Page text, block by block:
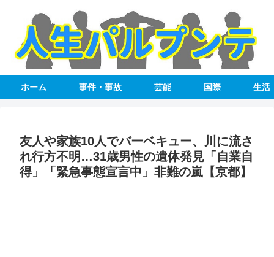
ホーム 事件・事故 芸能 国際 生活
友人や家族10人でバーベキュー、川に流さ
れ行方不明…31歳男性の遺体発見「自業自
得」「緊急事態宣言中」非難の嵐【京都】